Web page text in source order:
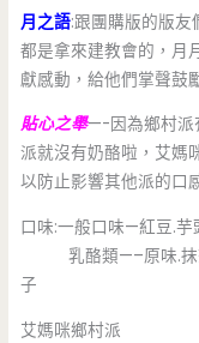
月之語:跟團購版的版
都是拿來建教會的，月
獻感動，給他們掌聲鼓
貼心之舉—-因為鄉村派
派就沒有奶酪啦，艾媽
以防止影響其他派的口
口味:一般口味—紅豆.
乳酪類—–原味.抹茶.
子
艾媽咪鄉村派